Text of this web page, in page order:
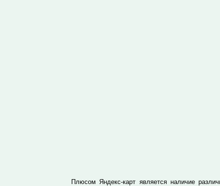
Плюсом Яндекс-карт является наличие